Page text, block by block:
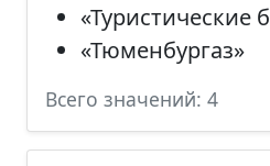
«Туристические
«Тюменбургаз»
Всего значений: 4